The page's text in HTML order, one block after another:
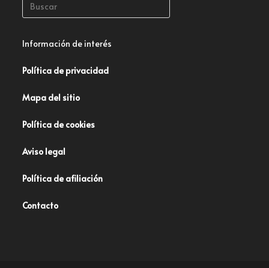
Información de interés
Política de privacidad
Mapa del sitio
Política de cookies
Aviso legal
Política de afiliación
Contacto